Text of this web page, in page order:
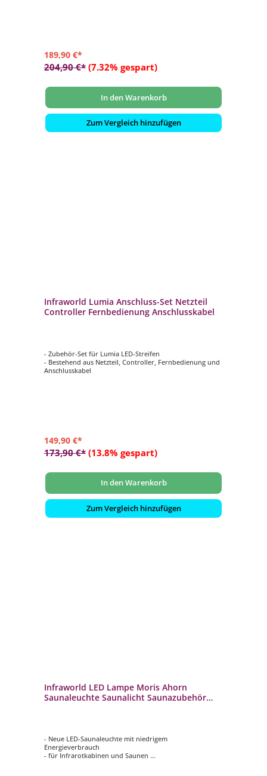
189,90 €*
204,90 €* (7.32% gespart)
In den Warenkorb
Zum Vergleich hinzufügen
Infraworld Lumia Anschluss-Set Netzteil
Controller Fernbedienung Anschlusskabel
- Zubehör-Set für Lumia LED-Streifen
- Bestehend aus Netzteil, Controller, Fernbedienung und
Anschlusskabel
149,90 €*
173,90 €* (13.8% gespart)
In den Warenkorb
Zum Vergleich hinzufügen
Infraworld LED Lampe Moris Ahorn
Saunaleuchte Saunalicht Saunazubehör
- Neue LED-Saunaleuchte mit niedrigem
Energieverbrauch
- für Infrarotkabinen und Saunen